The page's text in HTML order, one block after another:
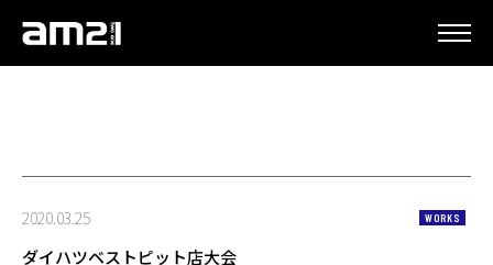
2020.03.25 WORKS
ダイハツベストピット店大会